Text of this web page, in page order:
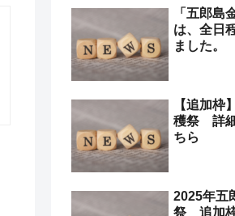
「五郎島
は、全日
ました。
【追加枠
穫祭 詳
ちら
2025年五
祭 追加